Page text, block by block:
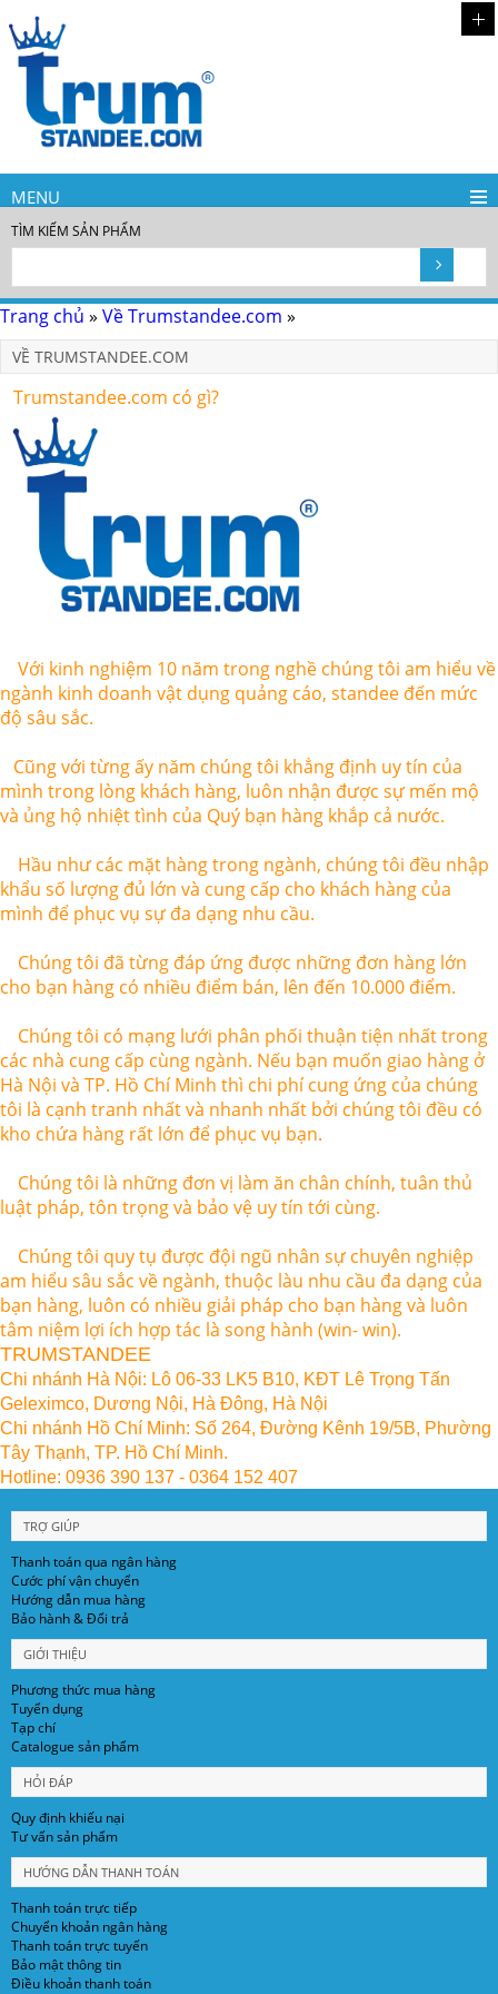
MENU
TÌM KIẾM SẢN PHẨM
Trang chủ » Về Trumstandee.com »
VỀ TRUMSTANDEE.COM
Trumstandee.com có gì?
Với kinh nghiệm 10 năm trong nghề chúng tôi am hiểu về
ngành kinh doanh vật dụng quảng cáo, standee đến mức
độ sâu sắc.
Cũng với từng ấy năm chúng tôi khẳng định uy tín của
mình trong lòng khách hàng, luôn nhận được sự mến mộ
và ủng hộ nhiệt tình của Quý bạn hàng khắp cả nước.
Hầu như các mặt hàng trong ngành, chúng tôi đều nhập
khẩu số lượng đủ lớn và cung cấp cho khách hàng của
mình để phục vụ sự đa dạng nhu cầu.
Chúng tôi đã từng đáp ứng được những đơn hàng lớn
cho bạn hàng có nhiều điểm bán, lên đến 10.000 điểm.
Chúng tôi có mạng lưới phân phối thuận tiện nhất trong
các nhà cung cấp cùng ngành. Nếu bạn muốn giao hàng ở
Hà Nội và TP. Hồ Chí Minh thì chi phí cung ứng của chúng
tôi là cạnh tranh nhất và nhanh nhất bởi chúng tôi đều có
kho chứa hàng rất lớn để phục vụ bạn.
Chúng tôi là những đơn vị làm ăn chân chính, tuân thủ
luật pháp, tôn trọng và bảo vệ uy tín tới cùng.
Chúng tôi quy tụ được đội ngũ nhân sự chuyên nghiệp
am hiểu sâu sắc về ngành, thuộc làu nhu cầu đa dạng của
bạn hàng, luôn có nhiều giải pháp cho bạn hàng và luôn
tâm niệm lợi ích hợp tác là song hành (win- win).
TRUMSTANDEE
Chi nhánh Hà Nội: Lô 06-33 LK5 B10, KĐT Lê Trọng Tấn
Geleximco, Dương Nội, Hà Đông, Hà Nội
Chi nhánh Hồ Chí Minh: Số 264, Đường Kênh 19/5B, Phường
Tây Thạnh, TP. Hồ Chí Minh.
Hotline: 0936 390 137 - 0364 152 407
TRỢ GIÚP
Thanh toán qua ngân hàng
Cước phí vận chuyển
Hướng dẫn mua hàng
Bảo hành & Đổi trả
GIỚI THIỆU
Phương thức mua hàng
Tuyển dụng
Tạp chí
Catalogue sản phẩm
HỎI ĐÁP
Quy định khiếu nại
Tư vấn sản phẩm
HƯỚNG DẪN THANH TOÁN
Thanh toán trực tiếp
Chuyển khoản ngân hàng
Thanh toán trực tuyến
Bảo mật thông tin
Điều khoản thanh toán